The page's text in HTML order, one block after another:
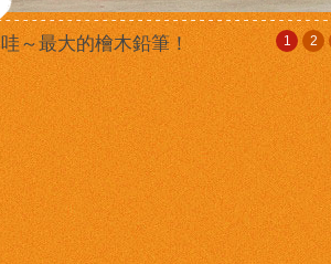
哇～最大的檜木鉛筆！ 1 2